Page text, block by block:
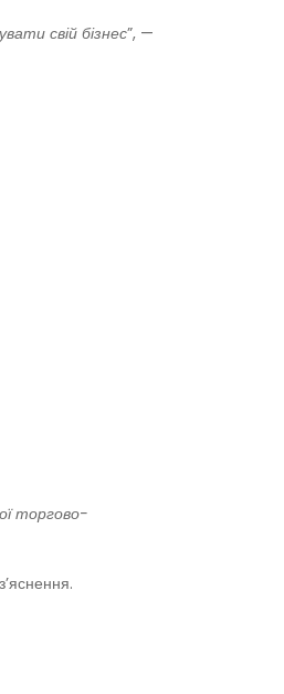
свій бізнес”, —
торгово-